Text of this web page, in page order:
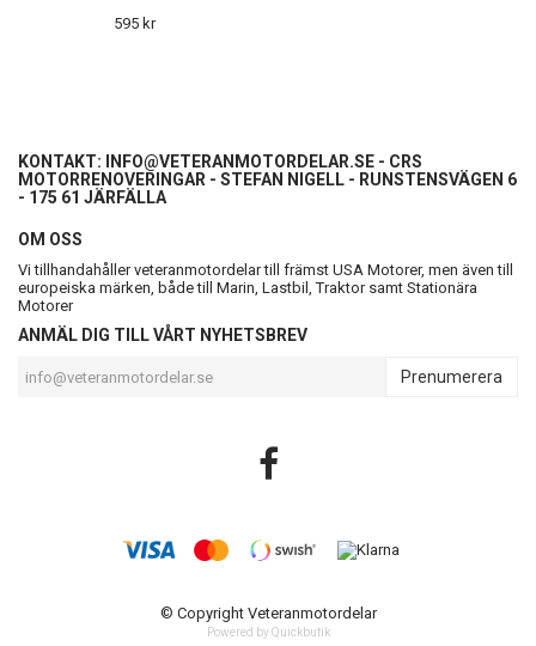
595 kr
KONTAKT: INFO@VETERANMOTORDELAR.SE - CRS
MOTORRENOVERINGAR - STEFAN NIGELL - RUNSTENSVÄGEN 6
- 175 61 JÄRFÄLLA
OM OSS
Vi tillhandahåller veteranmotordelar till främst USA Motorer, men även till
europeiska märken, både till Marin, Lastbil, Traktor samt Stationära
Motorer
ANMÄL DIG TILL VÅRT NYHETSBREV
Prenumerera
© Copyright Veteranmotordelar
Powered by Quickbutik